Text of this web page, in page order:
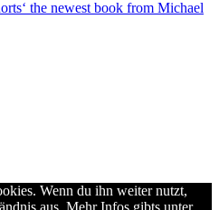
the newest book from Michael
Wenn du ihn weiter nutzt,